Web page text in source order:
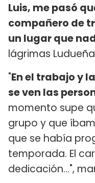
Luis, me pasó
compañero de
un lugar que
lágrimas
"En el trabajo y
se ven las
momento supe
grupo y que
que se había
temporada. El
dedicación...",